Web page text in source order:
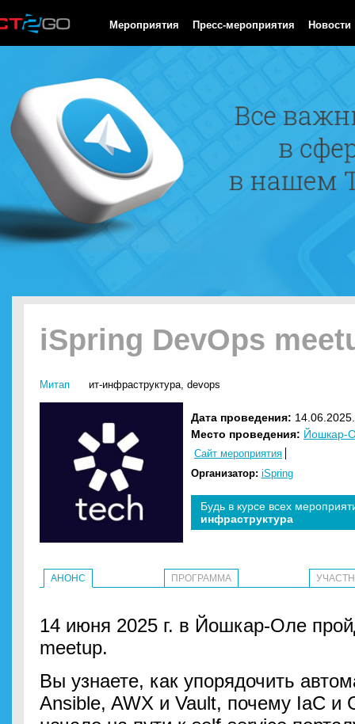
Мероприятия Пресс-мероприятия Новости
iSpring DevOps
Митап ит-инфраструктура, devops
Дата проведения:
Место проведения: Йошкар-
Сайт мероприятия
Организатор: iSpring
Будь в курсе всех
инфраструктура
АНОНС ПРОГРАММА
14 июня 2025 г. в Йошкар-Оле
meetup.
Вы узнаете, как упорядочить
Ansible, AWX и Vault, почему IaC и